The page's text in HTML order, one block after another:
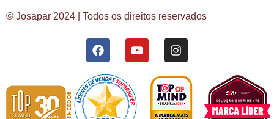
© Josapar 2024 | Todos os direitos reservados